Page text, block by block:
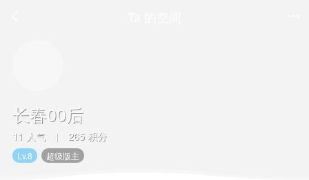
长春00后
11 人气 | 265 积分
Lv.8 超级版主